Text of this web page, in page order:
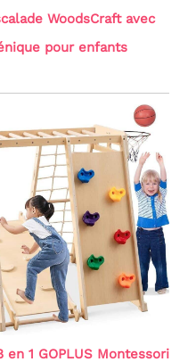
WoodsCraft avec
pour enfants
en 1 GOPLUS Montessori